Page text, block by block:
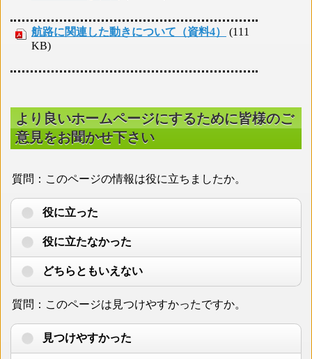
航路に関連した動きについて（資料4）
(111
KB)
より良いホームページにするために皆様のご
意見をお聞かせ下さい
質問：このページの情報は役に立ちましたか。
役に立った
役に立たなかった
どちらともいえない
質問：このページは見つけやすかったですか。
見つけやすかった